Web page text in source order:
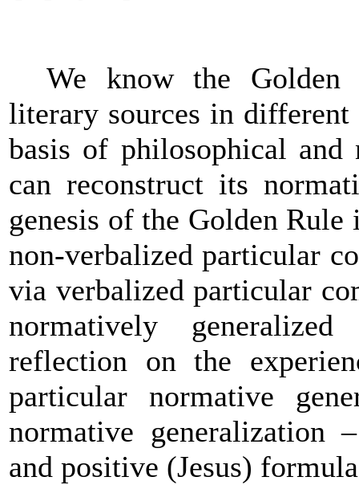
We know the
literary sources in
basis of philosophical and
can reconstruct its
genesis of the Golden
non-verbalized particular
via verbalized particular
normatively
reflection on the
particular normative
normative generalization
and positive (Jesus)